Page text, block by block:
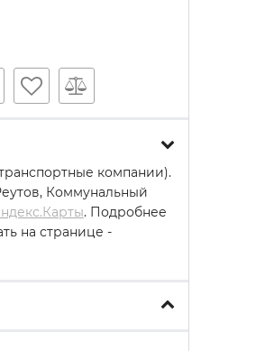
компании).
Коммунальный
. Подробнее
на странице -